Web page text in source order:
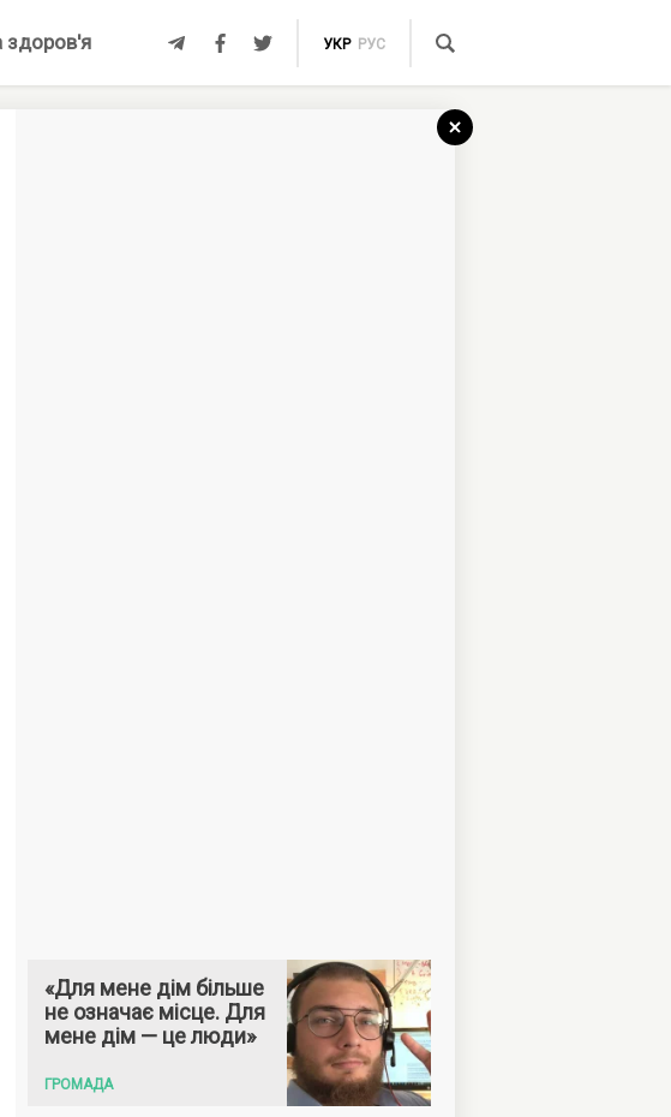
здоров'я УКР РУС
«Для мене дім більше
не означає місце. Для
мене дім — це люди»
ГРОМАДА